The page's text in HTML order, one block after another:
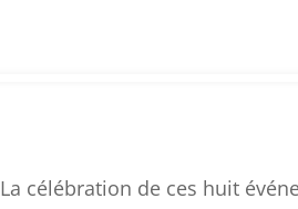
La célébration de ces huit